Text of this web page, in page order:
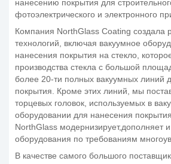
нанесению покрытия для
фотоэлектрического и электронного
Компания NorthGlass Coating создала
технологий, включая вакуумное
нанесения покрытия на стекло,
производства стекла с большой
более 20-ти полных вакуумных линий
покрытия. Кроме этих линий, мы
торцевых головок, используемых в
оборудовании для нанесения
NorthGlass модернизирует,дополняет
оборудования по требованиям
В качестве самого большого